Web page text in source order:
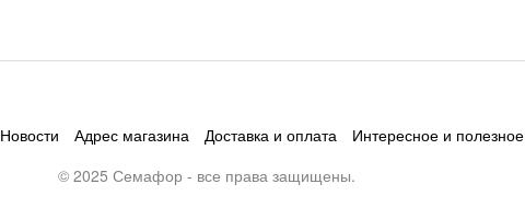
Новости Адрес магазина Доставка и оплата
Интересное и полезное
© 2025 Семафор - все права защищены.